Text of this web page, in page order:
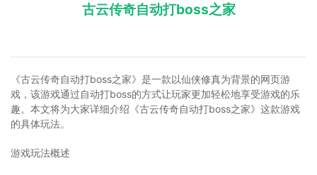
古云传奇自动打boss之家
《古云传奇自动打boss之家》是一款以仙侠修真为背景的网页游
戏，该游戏通过自动打boss的方式让玩家更加轻松地享受游戏的乐
趣。本文将为大家详细介绍《古云传奇自动打boss之家》这款游戏
的具体玩法。
游戏玩法概述